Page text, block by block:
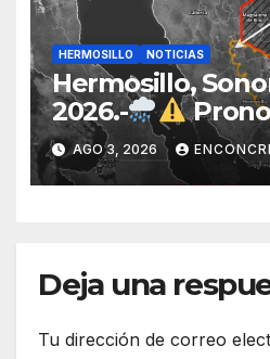
HERMOSILLO NOTICIAS
Hermosillo,
2026.-
para Hermosillo
norte de Sonora
mayor potencial
AGO 3, 2026
Deja una
Tu dirección de correo